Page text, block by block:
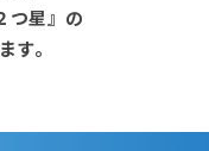
つ星』の
す。